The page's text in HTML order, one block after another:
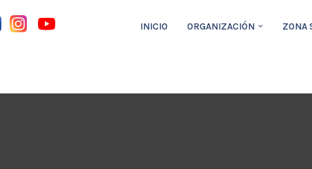
INICIO ORGANIZACIÓN ZONA